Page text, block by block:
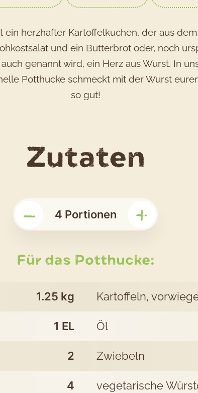
ein herzhafter Kartoffelkuchen, der aus
und ein Butterbrot oder, noch
genannt wird, ein Herz aus Wurst. In
Potthucke schmeckt mit der Wurst
so gut!
Zutaten
das
– 4 Portionen +
Für das Potthucke:
1.25 kg Kartoffeln,
1 EL Öl
2 Zwiebeln
4 vegetarische